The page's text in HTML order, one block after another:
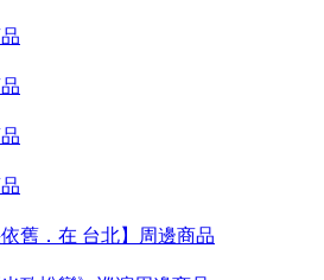
依舊．在 台北】周邊商品